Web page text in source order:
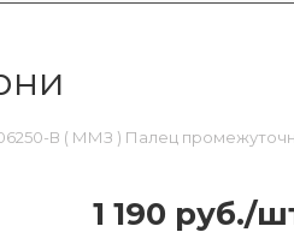
В ( ММЗ ) Палец
1 190 руб./